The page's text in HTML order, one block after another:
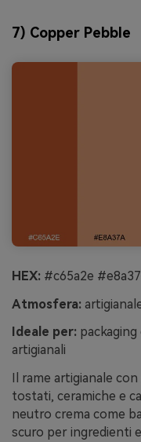
7) Copper Pebble
HEX: #c65a2e
Atmosfera:
Ideale per:
artigianali
Il rame artigianale
tostati, ceramiche e
neutro crema come
scuro per ingredienti